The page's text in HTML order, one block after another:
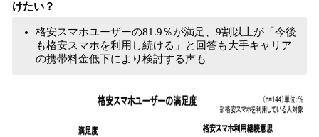
けたい？
格安スマホユーザーの81.9％が満足、9割以上が「今後
も格安スマホを利用し続ける」と回答も大手キャリア
の携帯料金低下により検討する声も